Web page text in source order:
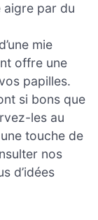
aigre par du
mie
offre une
papilles.
si bons que
les au
touche de
nos
d’idées